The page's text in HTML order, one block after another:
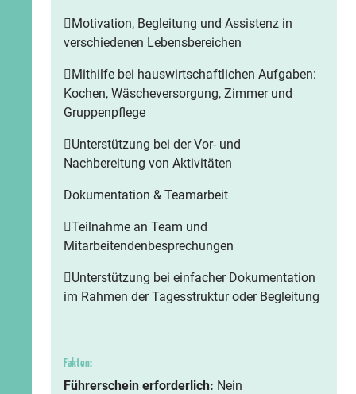
Motivation, Begleitung und Assistenz in
verschiedenen Lebensbereichen
Mithilfe bei hauswirtschaftlichen Aufgaben:
Kochen, Wäscheversorgung, Zimmer und
Gruppenpflege
Unterstützung bei der Vor- und
Nachbereitung von Aktivitäten
Dokumentation & Teamarbeit
Teilnahme an Team und
Mitarbeitendenbesprechungen
Unterstützung bei einfacher Dokumentation
im Rahmen der Tagesstruktur oder Begleitung
Fakten:
Führerschein erforderlich: Nein